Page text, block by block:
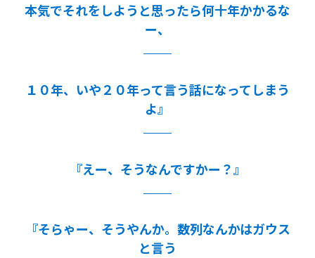
本気でそれをしようと思ったら何十年かかるな
ー、
１０年、いや２０年って言う話になってしまう
よ』
『えー、そうなんですかー？』
『そらゃー、そうやんか。数列なんかはガウス
と言う